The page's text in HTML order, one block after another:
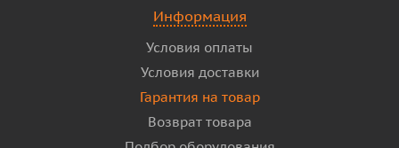
Информация
Условия оплаты
Условия доставки
Гарантия на товар
Возврат товара